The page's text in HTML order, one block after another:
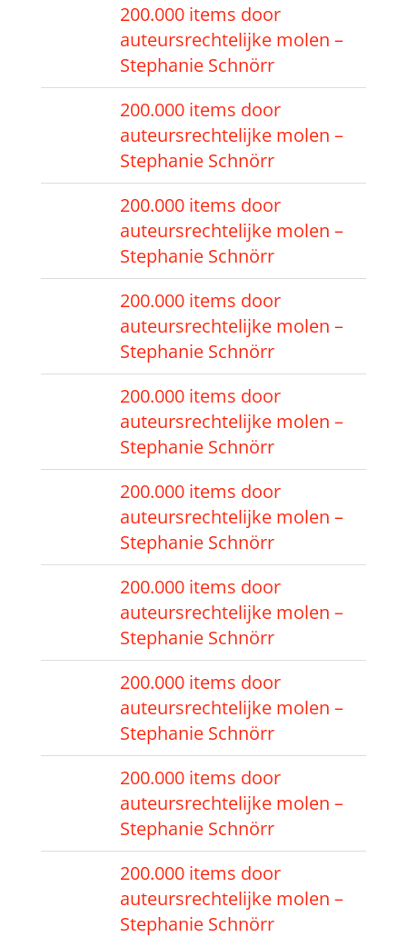
200.000 items door
auteursrechtelijke molen –
Stephanie Schnörr
200.000 items door
auteursrechtelijke molen –
Stephanie Schnörr
200.000 items door
auteursrechtelijke molen –
Stephanie Schnörr
200.000 items door
auteursrechtelijke molen –
Stephanie Schnörr
200.000 items door
auteursrechtelijke molen –
Stephanie Schnörr
200.000 items door
auteursrechtelijke molen –
Stephanie Schnörr
200.000 items door
auteursrechtelijke molen –
Stephanie Schnörr
200.000 items door
auteursrechtelijke molen –
Stephanie Schnörr
200.000 items door
auteursrechtelijke molen –
Stephanie Schnörr
200.000 items door
auteursrechtelijke molen –
Stephanie Schnörr